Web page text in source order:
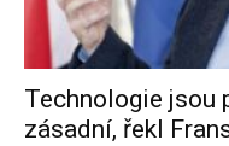
Technologie jsou
zásadní, řekl